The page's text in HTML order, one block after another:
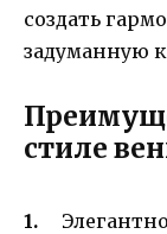
создать
задуманную
стиле